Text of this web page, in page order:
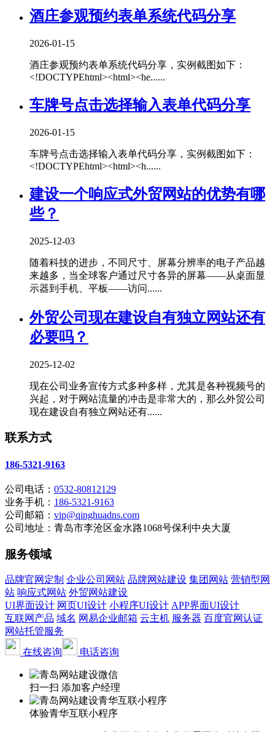
酒庄参观预约表单系统代码分享
2026-01-15
酒庄参观预约表单系统代码分享，实例截图如下：
<!DOCTYPEhtml><html><he......
车牌号点击选择输入表单代码分享
2026-01-15
车牌号点击选择输入表单代码分享，实例截图如下：
<!DOCTYPEhtml><html><h......
建设一个响应式外贸网站的优势有哪
些？
2025-12-03
随着科技的进步，不同尺寸、屏幕分辨率的电子产品越
来越多，当全球客户通过尺寸各异的屏幕——从桌面显
示器到手机、平板——访问......
外贸公司现在建设自有独立网站还有
必要吗？
2025-12-02
现在公司业务宣传方式多种多样，尤其是各种视频号的
兴起，对于网站流量的冲击是非常大的，那么外贸公司
现在建设自有独立网站还有......
联系方式
186-5321-9163
公司电话： 0532-80812129
业务手机： 186-5321-9163
公司邮箱： vip@qinghuadns.com
公司地址：青岛市李沧区金水路1068号保利中央大厦
服务领域
品牌官网定制 企业公司网站 品牌网站建设 集团网站 营销型网
站 响应式网站 外贸网站建设
UI界面设计 网页UI设计 小程序UI设计 APP界面UI设计
互联网产品 域名 网易企业邮箱 云主机 服务器 百度官网认证
网站托管服务
在线咨询
电话咨询
扫一扫 添加客户经理
体验青华互联小程序